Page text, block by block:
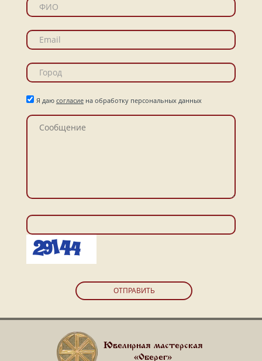
Я даю согласие на обработку персональных данных
ОТПРАВИТЬ
Ювелирная мастерская
«Оберег»